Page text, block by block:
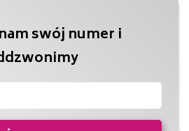
swój numer i